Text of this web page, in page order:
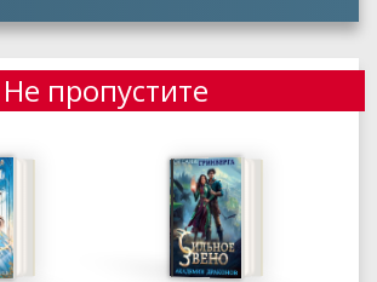
Не пропустите